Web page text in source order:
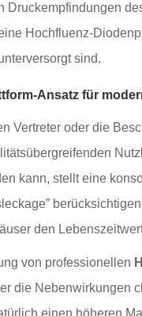
Hochfluenz-
sind.
Ansatz für
Vertreter oder die
kann, stellt eine
den
von professionellen
die Nebenwirkungen
einen höheren